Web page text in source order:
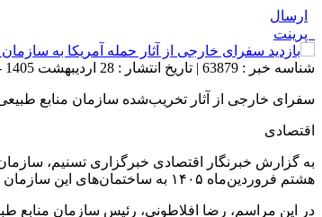
ارسال
پرینت
شناسه خبر : 63879 | تاریخ انتشار : 28 اردیبهشت 1405 - 18:41 | 38 بازدید | تعداد دیدگاه :
سفرای خارجی از آثار تخریب‌شده سازمان منابع
اقتصادی
به گزارش خبرنگار اقتصادی خبرگزاری تسنیم،
هشتم فروردین‌ماه ۱۴۰۵ به ساختمان‌های این سازمان برگزار شد؛ حمله‌ای که به شهادت جمعی از مدیران، کارشناسان و نیروهای یگان حفاظت منابع طبیعی منجر شد.
در این مراسم، رضا افلاطونی، رئیس سازمان منابع